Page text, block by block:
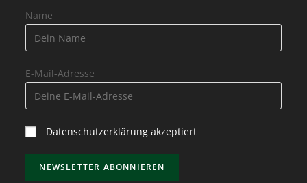
Name
E-Mail-Adresse
Datenschutzerklärung akzeptiert